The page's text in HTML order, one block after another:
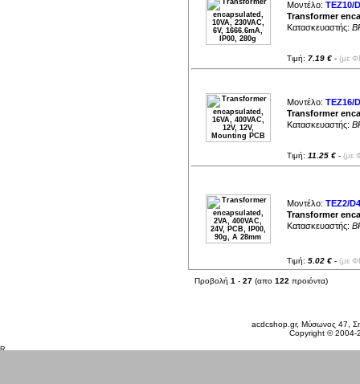
Μοντέλο: TEZ10/
Transformer
Κατασκευαστής:
Τιμή: 7.19 € - (με
Μοντέλο: TEZ16/
Transformer
Κατασκευαστής:
Τιμή: 11.25 € - (με
Μοντέλο: TEZ2/
Transformer
Κατασκευαστής:
Τιμή: 5.02 € - (με
Προβολή 1 - 27 (απο 122 προιόντα)
acdcshop.gr, Μύσωνος 47,
Copyright ©